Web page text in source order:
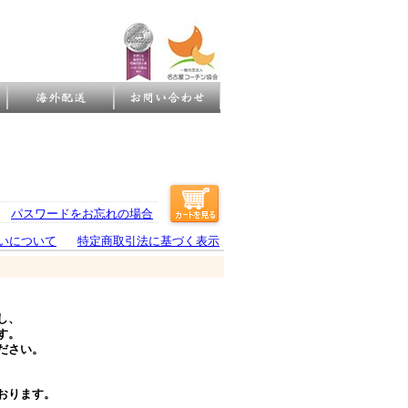
パスワードをお忘れの場合
について 特定商取引法に基づく表示
い。
ます。